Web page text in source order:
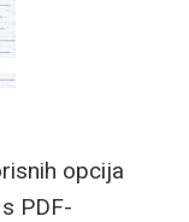
opcija
PDF-